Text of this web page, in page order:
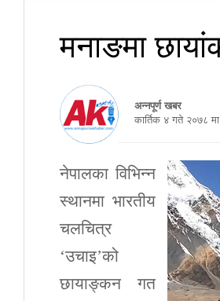
मनाङमा
अन्नपूर्ण खबर
कार्तिक ४ गते २०७८ मा
नेपालका विभिन्न
स्थानमा भारतीय
चलचित्र
‘उचाइ’को
छायाङ्कन गत